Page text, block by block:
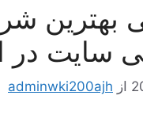
بهترین
سایت در
از adminwki200ajh